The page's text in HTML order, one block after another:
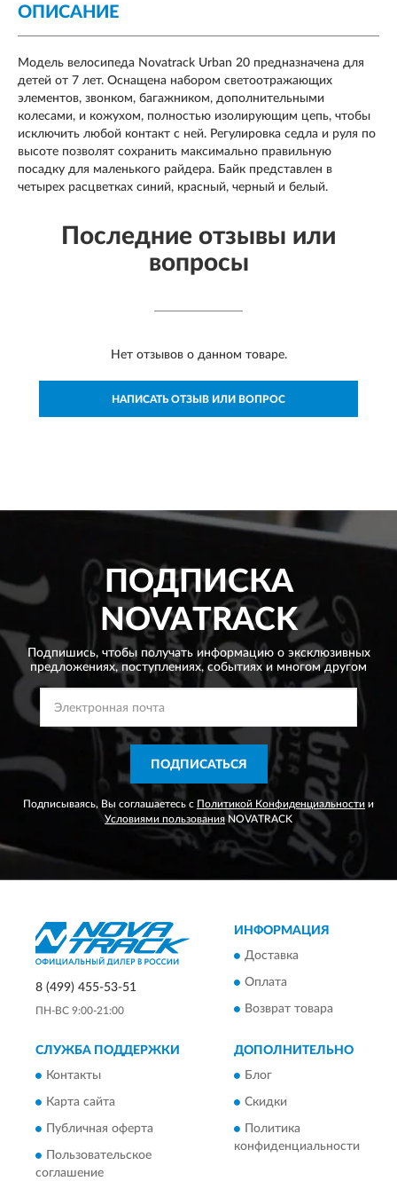
ОПИСАНИЕ
Модель велосипеда Novatrack Urban 20 предназначена для
детей от 7 лет. Оснащена набором светоотражающих
элементов, звонком, багажником, дополнительными
колесами, и кожухом, полностью изолирующим цепь, чтобы
исключить любой контакт с ней. Регулировка седла и руля по
высоте позволят сохранить максимально правильную
посадку для маленького райдера. Байк представлен в
четырех расцветках синий, красный, черный и белый.
Последние отзывы или
вопросы
Нет отзывов о данном товаре.
НАПИСАТЬ ОТЗЫВ ИЛИ ВОПРОС
ПОДПИСКА
NOVATRACK
Подпишись, чтобы получать информацию о эксклюзивных
предложениях,поступлениях, событиях и многом другом
ПОДПИСАТЬСЯ
Подписываясь, Вы соглашаетесь с Политикой Конфиденциальности и
Условиями пользования NOVATRACK
8 (499) 455-53-51
ПН-ВС 9:00-21:00
ИНФОРМАЦИЯ
Доставка
Оплата
Возврат товара
СЛУЖБА ПОДДЕРЖКИ
Контакты
Карта сайта
Публичная оферта
Пользовательское
соглашение
ДОПОЛНИТЕЛЬНО
Блог
Скидки
Политика
конфиденциальности